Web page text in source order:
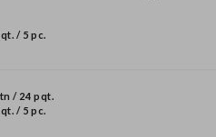
/ 5 pc.
/ 24 pqt.
/ 5 pc.